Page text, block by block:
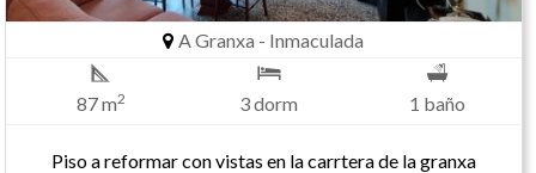
A Granxa - Inmaculada
87 m2 3 dorm 1 baño
Piso a reformar con vistas en la carrtera de la granxa